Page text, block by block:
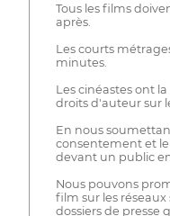
Tous les films
après.
Les courts
minutes.
Les cinéastes ont
droits d'auteur sur
En nous
consentement et
devant un public
Nous pouvons
film sur les
dossiers de presse